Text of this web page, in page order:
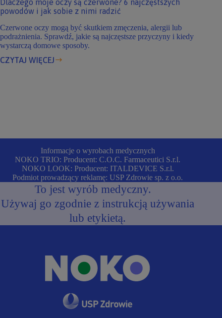
powodów i jak sobie z nimi radzić
Czerwone oczy mogą być skutkiem zmęczenia, alergii lub
podrażnienia. Sprawdź, jakie są najczęstsze przyczyny i kiedy
wystarczą domowe sposoby.
CZYTAJ WIĘCEJ
Dlaczego
sobie
z
nimi
radzić
Informacje o wyrobach medycznych
NOKO TRIO: Producent: C.O.C. Farmaceutici S.r.l.
NOKO LOOK: Producent: ITALDEVICE S.r.l.
Podmiot prowadzący reklamę: USP Zdrowie sp. z o.o.
To jest wyrób medyczny.
Używaj go zgodnie z instrukcją używania
lub etykietą.